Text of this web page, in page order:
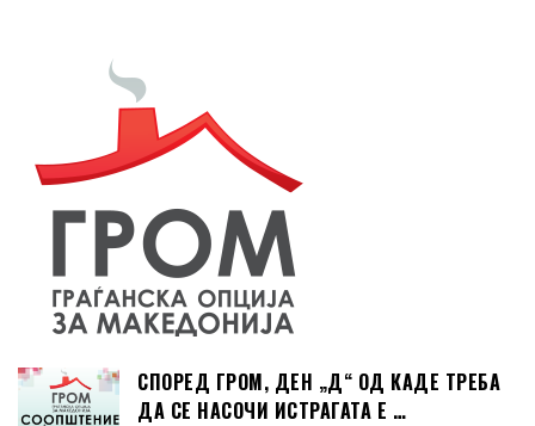
СПОРЕД ГРОМ, ДЕН „Д“ ОД КАДЕ ТРЕБА
ДА СЕ НАСОЧИ ИСТРАГАТА Е …